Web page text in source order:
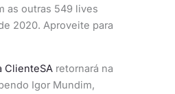
as outras 549 lives
2020. Aproveite para
ClienteSA retornará na
Igor Mundim,